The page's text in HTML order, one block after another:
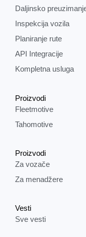
Daljinsko
Inspekcija vozila
Planiranje rute
API Integracije
Kompletna usluga
Proizvodi
Fleetmotive
Tahomotive
Proizvodi
Za vozače
Za menadžere
Vesti
Sve vesti